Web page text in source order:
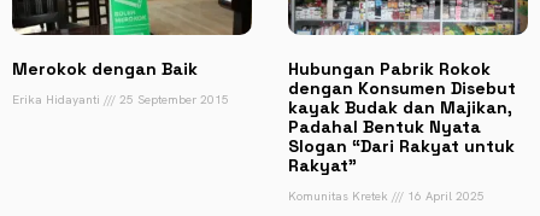
Merokok dengan Baik
Erika Hidayanti 25 September 2015
Hubungan Pabrik Rokok
dengan Konsumen Disebut
kayak Budak dan Majikan,
Padahal Bentuk Nyata
Slogan “Dari Rakyat untuk
Rakyat”
Komunitas Kretek 16 April 2025